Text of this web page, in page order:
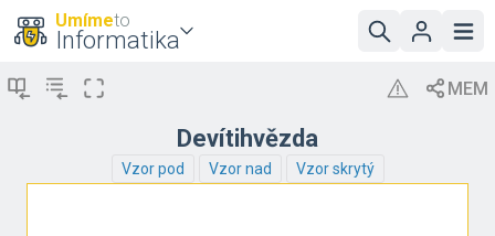
Umímeto
Informatika
Devítihvězda
Vzor pod Vzor nad Vzor skrytý